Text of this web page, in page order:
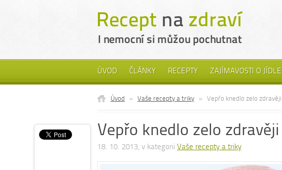
ÚVOD ČLÁNKY RECEPTY ZAJÍMAVOSTI O JÍDLE
Úvod » Vaše recepty a triky » Vepřo knedlo zelo zdravěji
Vepřo knedlo zelo zdravěji
18. 10. 2013, v kategorii Vaše recepty a triky